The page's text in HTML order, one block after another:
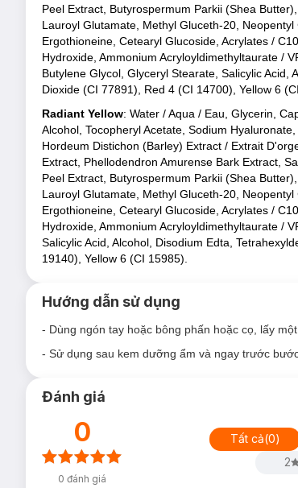
Peel Extract, Butyrospermum Parkii (Shea
Lauroyl Glutamate, Methyl Gluceth-20,
Ergothioneine, Cetearyl Glucoside, Acrylates /
Hydroxide, Ammonium Acryloyldimethyltaurate /
Butylene Glycol, Glyceryl Stearate, Salicylic
Dioxide (CI 77891), Red 4 (CI 14700), Yellow 6
Radiant Yellow: Water / Aqua / Eau, Glycerin,
Alcohol, Tocopheryl Acetate, Sodium
Hordeum Distichon (Barley) Extract / Extrait
Extract, Phellodendron Amurense Bark Extract,
Peel Extract, Butyrospermum Parkii (Shea
Lauroyl Glutamate, Methyl Gluceth-20,
Ergothioneine, Cetearyl Glucoside, Acrylates /
Hydroxide, Ammonium Acryloyldimethyltaurate /
Salicylic Acid, Alcohol, Disodium Edta,
19140), Yellow 6 (CI 15985).
Hướng dẫn sử dụng
- Dùng ngón tay hoặc bông phấn hoặc cọ, lấy
- Sử dụng sau kem dưỡng ẩm và ngay trước
Đánh giá
0
0 đánh giá
Tất cả(0)
2